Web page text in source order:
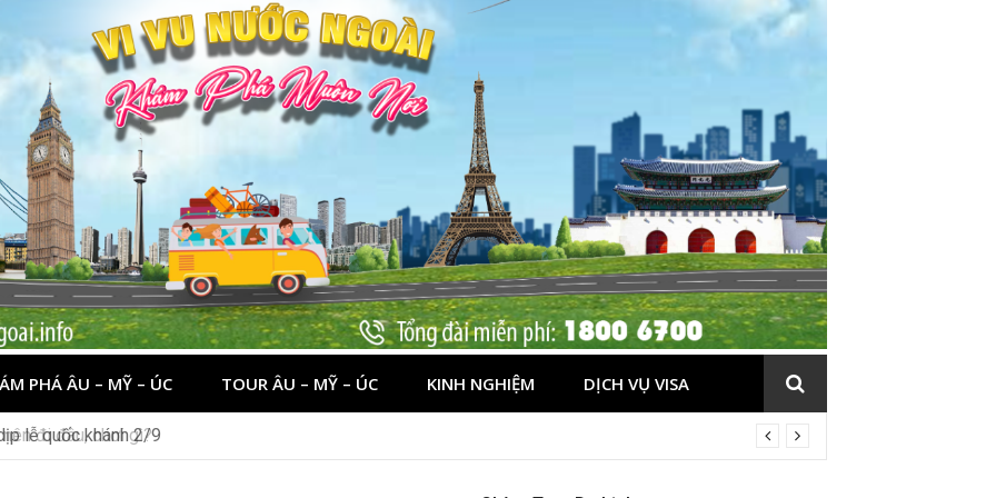
PHÁ ÂU – MỸ – ÚC TOUR ÂU – MỸ – ÚC KINH NGHIỆM DỊCH VỤ VISA
lễ quốc khánh 2/9